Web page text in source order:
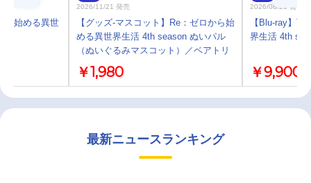
ら始める異世
2026/11/21 発売
【グッズ-マスコット】Re：ゼロから始
める異世界生活 4th season ぬいパル
（ぬいぐるみマスコット）／ベアトリ
￥1,980
2026/08/26 発売
【Blu-ray】
界生活 4th
￥9,900
最新ニュースランキング